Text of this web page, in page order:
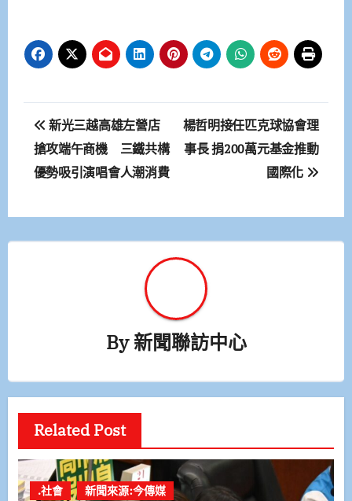
文
章
導
覽
新光三越高雄左營店
搶攻端午商機 三鐵共構
優勢吸引演唱會人潮消費
楊哲明接任匹克球協會理
事長 捐200萬元基金推動
國際化
By新聞聯訪中心
Related Post
.社會 新聞來源:今傳媒